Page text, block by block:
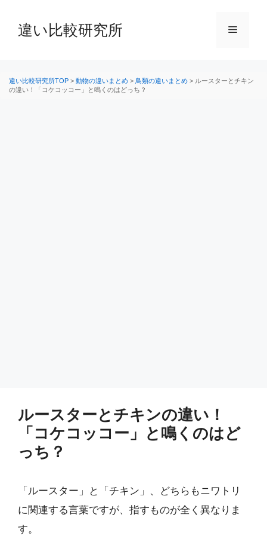
へ
違い比較研究所 メ
違い比較研究所TOP > 動物の違いまとめ > 鳥類の違いまとめ > ルースターとチキン
の違い！「コケコッコー」と鳴くのはどっち？
ルースターとチキンの違い！
「コケコッコー」と鳴くのはど
っち？
「ルースター」と「チキン」、どちらもニワトリ
に関連する言葉ですが、指すものが全く異なりま
す。